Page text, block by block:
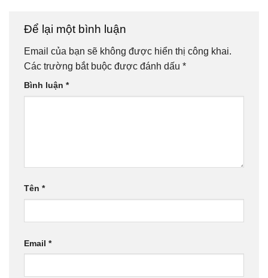
Để lại một bình luận
Email của bạn sẽ không được hiển thị công khai.
Các trường bắt buộc được đánh dấu *
Bình luận *
Tên *
Email *